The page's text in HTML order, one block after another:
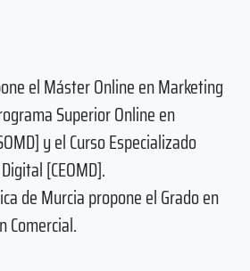
el Máster Online en Marketing
Superior Online en
y el Curso Especializado
[CEOMD].
de Murcia propone el Grado en
Comercial.